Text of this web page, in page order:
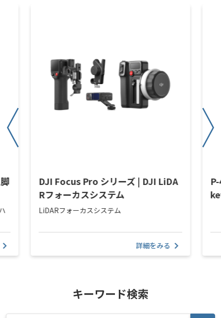
DJI Focus Pro シリーズ | DJI LiDA
Rフォーカスシステム
LiDARフォーカスシステム
詳細をみる
キーワード検索